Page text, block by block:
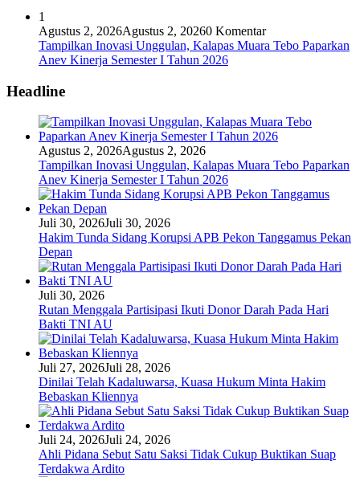
1
Agustus 2, 2026Agustus 2, 20260 Komentar
Tampilkan Inovasi Unggulan, Kalapas Muara Tebo Paparkan
Anev Kinerja Semester I Tahun 2026
Headline
Agustus 2, 2026Agustus 2, 2026
Tampilkan Inovasi Unggulan, Kalapas Muara Tebo Paparkan
Anev Kinerja Semester I Tahun 2026
Juli 30, 2026Juli 30, 2026
Hakim Tunda Sidang Korupsi APB Pekon Tanggamus Pekan
Depan
Juli 30, 2026
Rutan Menggala Partisipasi Ikuti Donor Darah Pada Hari
Bakti TNI AU
Juli 27, 2026Juli 28, 2026
Dinilai Telah Kadaluwarsa, Kuasa Hukum Minta Hakim
Bebaskan Kliennya
Juli 24, 2026Juli 24, 2026
Ahli Pidana Sebut Satu Saksi Tidak Cukup Buktikan Suap
Terdakwa Ardito